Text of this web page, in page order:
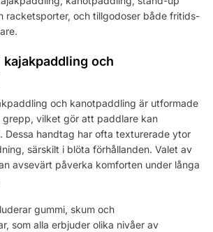
racketsporter, och tillgodoser både fritids-
kajakpaddling och
och kanotpaddling är utformade
vilket gör att paddlare kan
Dessa handtag har ofta texturerade ytor
särskilt i blöta förhållanden. Valet av
avsevärt påverka komforten under långa
gummi, skum och
som alla erbjuder olika nivåer av